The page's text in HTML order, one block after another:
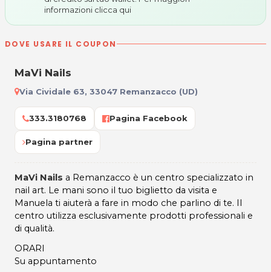
informazioni clicca qui
DOVE USARE IL COUPON
MaVi Nails
Via Cividale 63, 33047 Remanzacco (UD)
333.3180768 Pagina Facebook
Pagina partner
MaVi Nails a Remanzacco è un centro specializzato in
nail art. Le mani sono il tuo biglietto da visita e
Manuela ti aiuterà a fare in modo che parlino di te. Il
centro utilizza esclusivamente prodotti professionali e
di qualità.
ORARI
Su appuntamento